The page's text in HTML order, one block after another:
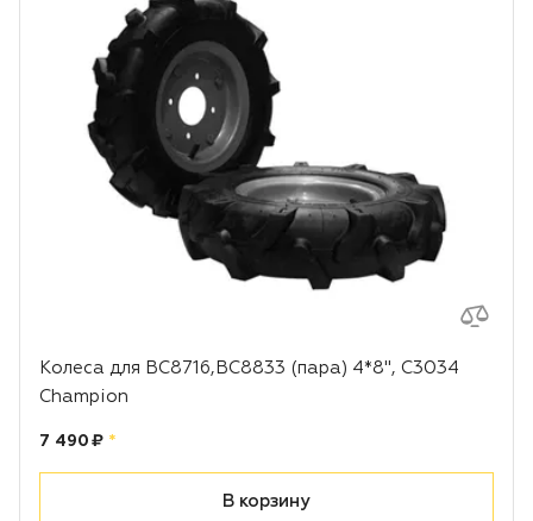
Колеса для BC8716,BC8833 (пара) 4*8", С3034
Champion
Цена:
7 490 ₽ рублей
*
В корзину